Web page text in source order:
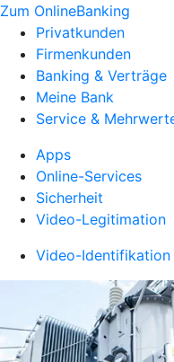
Zum OnlineBanking
Privatkunden
Firmenkunden
Banking & Verträge
Meine Bank
Service &
Apps
Online-Services
Sicherheit
Video-Legitimation
Video-Identifikation